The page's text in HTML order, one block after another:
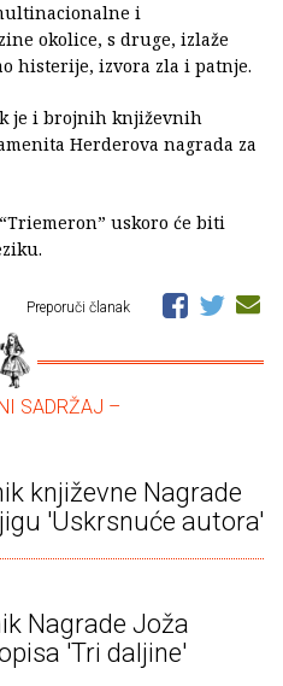
i
okolice, s druge, izlaže
histerije, izvora zla i patnje.
je i brojnih književnih
Herderova nagrada za
uskoro će biti
Preporuči članak
SADRŽAJ –
književne Nagrade
'Uskrsnuće autora'
Nagrade Joža
'Tri daljine'